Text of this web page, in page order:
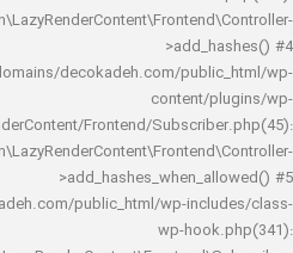
decoka/domains/decokadeh.com/
LazyRenderContent/Frontend/
decokadeh.com/public_html/wp-
wp-